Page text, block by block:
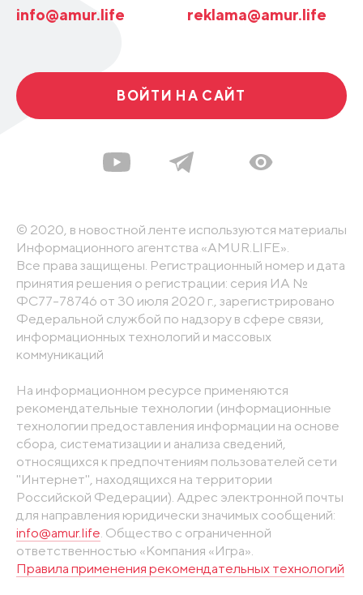
info@amur.life reklama@amur.life
ВОЙТИ НА САЙТ
© 2020, в новостной ленте используются материалы
Информационного агентства «AMUR.LIFE».
Все права защищены. Регистрационный номер и дата
принятия решения о регистрации: серия ИА №
ФС77-78746 от 30 июля 2020 г., зарегистрировано
Федеральной службой по надзору в сфере связи,
информационных технологий и массовых
коммуникаций
На информационном ресурсе применяются
рекомендательные технологии (информационные
технологии предоставления информации на основе
сбора, систематизации и анализа сведений,
относящихся к предпочтениям пользователей сети
"Интернет", находящихся на территории
Российской Федерации). Адрес электронной почты
для направления юридически значимых сообщений:
info@amur.life. Общество с ограниченной
ответственностью «Компания «Игра».
Правила применения рекомендательных технологий